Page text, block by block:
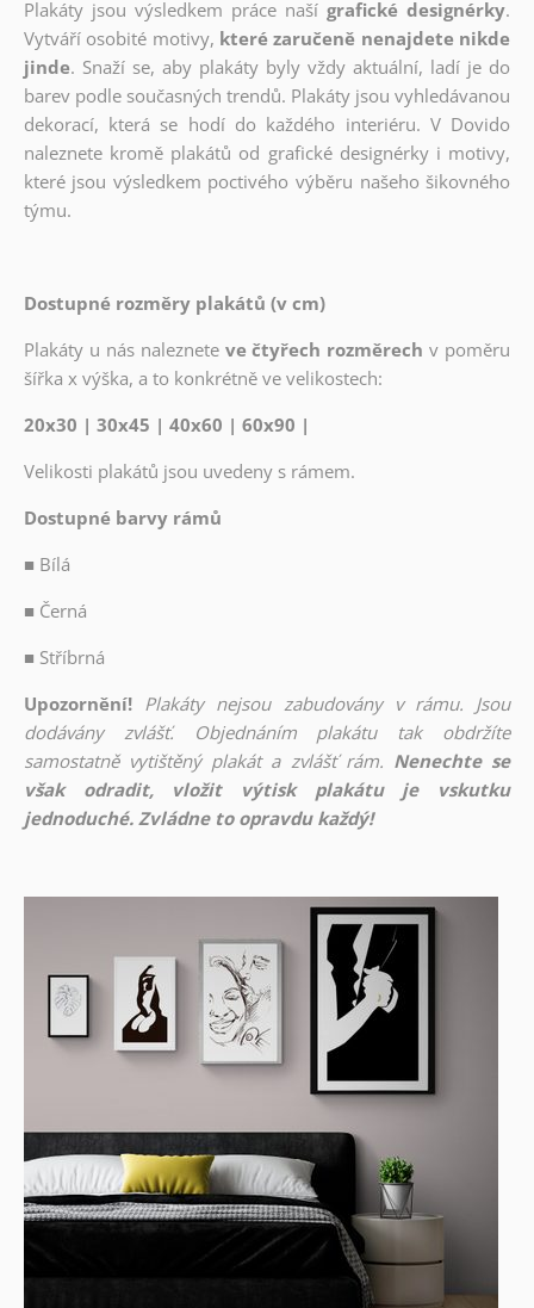
Plakáty jsou výsledkem práce naší grafické designérky.
Vytváří osobité motivy, které zaručeně nenajdete nikde
jinde. Snaží se, aby plakáty byly vždy aktuální, ladí je do
barev podle současných trendů. Plakáty jsou vyhledávanou
dekorací, která se hodí do každého interiéru. V Dovido
naleznete kromě plakátů od grafické designérky i motivy,
které jsou výsledkem poctivého výběru našeho šikovného
týmu.
Dostupné rozměry plakátů (v cm)
Plakáty u nás naleznete ve čtyřech rozměrech v poměru
šířka x výška, a to konkrétně ve velikostech:
20x30 | 30x45 | 40x60 | 60x90 |
Velikosti plakátů jsou uvedeny s rámem.
Dostupné barvy rámů
■ Bílá
■ Černá
■ Stříbrná
Upozornění! Plakáty nejsou zabudovány v rámu. Jsou
dodávány zvlášť. Objednáním plakátu tak obdržíte
samostatně vytištěný plakát a zvlášť rám. Nenechte se
však odradit, vložit výtisk plakátu je vskutku
jednoduché. Zvládne to opravdu každý!